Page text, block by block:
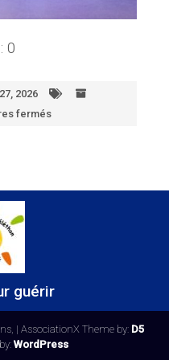
0
2026
fermés
guérir
| AssociationX Theme by: D5
WordPress